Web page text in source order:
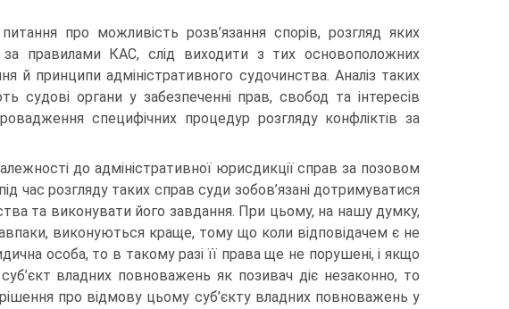
про мож­ливість розв’язання спорів, розгляд яких
за правилами КАС, слід виходити з тих основоположних
й принципи адміністративного судочинства. Аналіз таких
судові органи у за­безпеченні прав, свобод та інтересів
специфічних процедур розгляду конфліктів за
до адміністративної юрисдикції справ за позовом
час розгляду таких справ суди зобов’язані дотримуватися
та виконувати його завдання. При цьому, на нашу думку,
виконуються краще, тому що коли відповіда­чем є не
особа, то в такому разі її права ще не порушені, і якщо
владних повнова­жень як позивач діє незаконно, то
про відмову цьому суб’єкту владних повноважень у